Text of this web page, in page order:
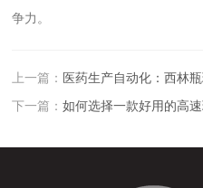
争力。
上一篇： 医药生产自动化：西林
下一篇：如何选择一款好用的高